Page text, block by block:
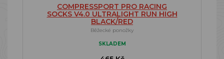
COMPRESSPORT PRO RACING
SOCKS V4.0 ULTRALIGHT RUN HIGH
BLACK/RED
Běžecké ponožky
SKLADEM